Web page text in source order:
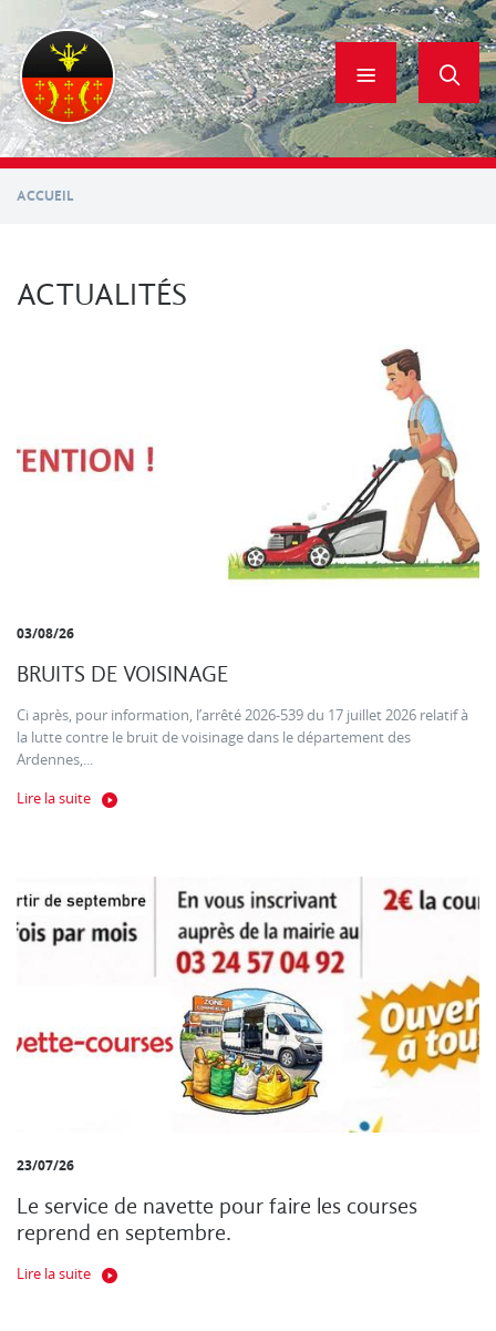
contenu
principal
ACCUEIL
ACTUALITÉS
03/08/26
BRUITS DE VOISINAGE
Ci après, pour information, l’arrêté 2026-539 du 17 juillet 2026 relatif à
la lutte contre le bruit de voisinage dans le département des
Ardennes,...
Lire la suite
23/07/26
Le service de navette pour faire les courses
reprend en septembre.
Lire la suite